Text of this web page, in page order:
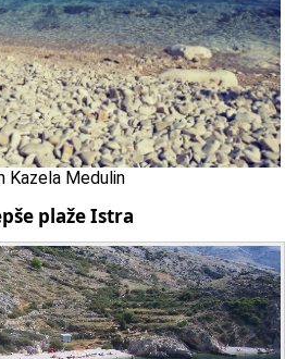
Kazela Medulin
plaže Istra